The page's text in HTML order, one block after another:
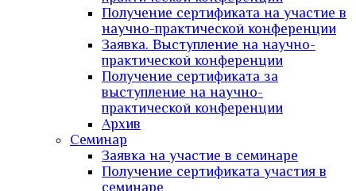
Получение сертификата на участие в
научно-практической конференции
Заявка. Выступление на научно-
практической конференции
Получение сертификата за
выступление на научно-
практической конференции
Архив
Семинар
Заявка на участие в семинаре
Получение сертификата участия в
семинаре